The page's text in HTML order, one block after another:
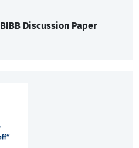
BIBB Discussion Paper